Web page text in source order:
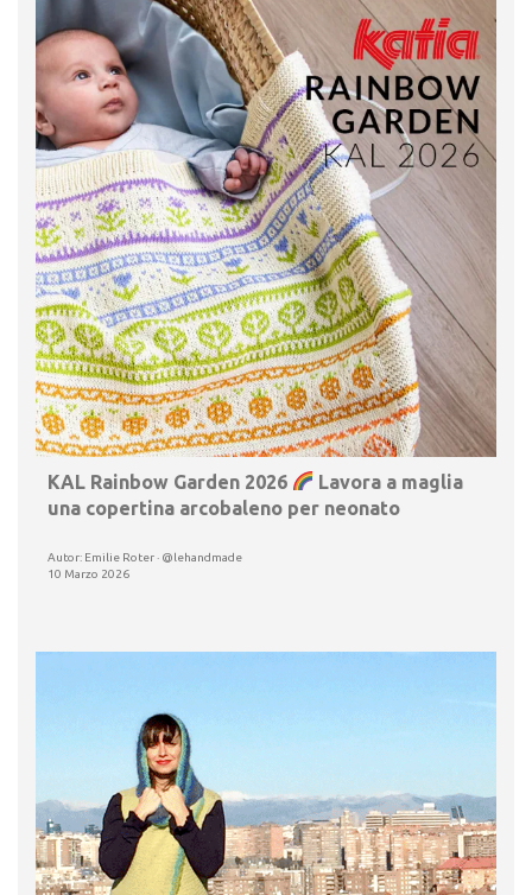
KAL Rainbow Garden 2026
Lavora a maglia
una copertina arcobaleno per neonato
Autor: Emilie Roter · @lehandmade
10 Marzo 2026